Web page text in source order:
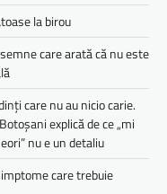
la birou
care arată că nu este
care nu au nicio carie.
explică de ce „mi
nu e un detaliu
care trebuie